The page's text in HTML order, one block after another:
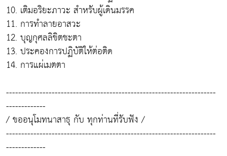
10. เติมอริยะภาวะ สำหรับผู้เดินมรรค
11. การทำลายอาสวะ
12. บุญกุศลลิขิตชะตา
13. ประคองการปฏิบัติให้ต่อติด
14. การแผ่เมตตา
---------------------------------------------------------------------
-------------
/ ขออนุโมทนาสาธุ กับ ทุกท่านที่รับฟัง /
---------------------------------------------------------------------
-------------